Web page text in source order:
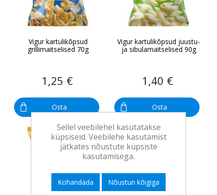
Vigur kartulikõpsud
grillimaitselised 70g
1,25 €
Osta
Vigur kartulikõpsud juustu-
ja sibulamaitselised 90g
1,40 €
Osta
Sellel veebilehel kasutatakse
küpsiseid. Veebilehe kasutamist
jätkates nõustute küpsiste
kasutamisega.
Kohandada Nõustun kõigiga